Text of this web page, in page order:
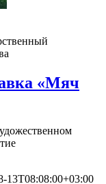
«Мяч
13T08:08:00+03:00